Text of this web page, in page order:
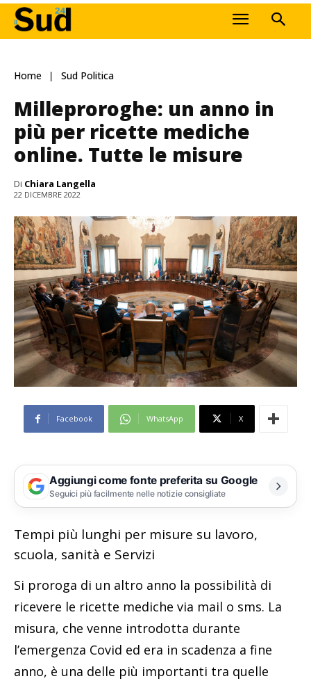
Home Sud Politica
Milleproroghe: un anno in
più per ricette mediche
online. Tutte le misure
Di Chiara Langella
22 DICEMBRE 2022
Facebook WhatsApp X
Aggiungi come fonte preferita su Google
Seguici più facilmente nelle notizie consigliate
Tempi più lunghi per misure su lavoro,
scuola, sanità e Servizi
Si proroga di un altro anno la possibilità di
ricevere le ricette mediche via mail o sms. La
misura, che venne introdotta durante
l’emergenza Covid ed era in scadenza a fine
anno, è una delle più importanti tra quelle